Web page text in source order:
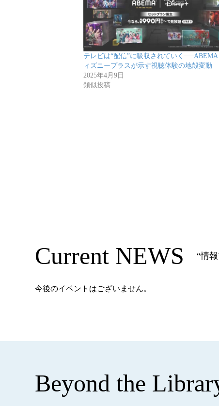
テレビは“配信”に吸収されていく
ィズニープラスが示す視聴体験の地殻変動
2025年4月9日
類似投稿
Current NEWS “情
今後のイベントはございません。
Beyond the